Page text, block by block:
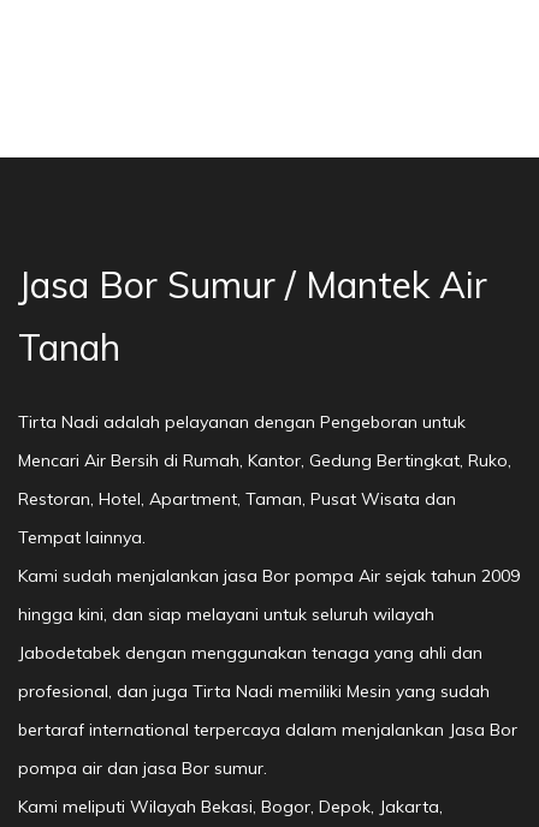
Jasa Bor Sumur / Mantek Air
Tanah
Tirta Nadi adalah pelayanan dengan Pengeboran untuk
Mencari Air Bersih di Rumah, Kantor, Gedung Bertingkat, Ruko,
Restoran, Hotel, Apartment, Taman, Pusat Wisata dan
Tempat lainnya.
Kami sudah menjalankan jasa Bor pompa Air sejak tahun 2009
hingga kini, dan siap melayani untuk seluruh wilayah
Jabodetabek dengan menggunakan tenaga yang ahli dan
profesional, dan juga Tirta Nadi memiliki Mesin yang sudah
bertaraf international terpercaya dalam menjalankan Jasa Bor
pompa air dan jasa Bor sumur.
Kami meliputi Wilayah Bekasi, Bogor, Depok, Jakarta,